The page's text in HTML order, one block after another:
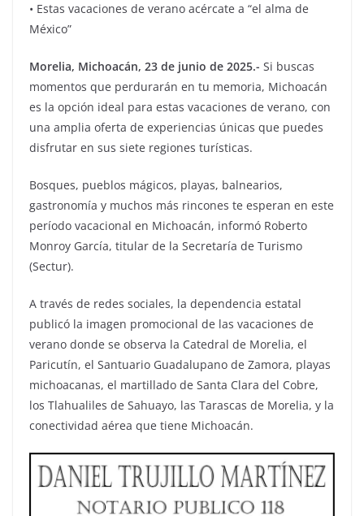
• Estas vacaciones de verano acércate a “el alma de
México”
Morelia, Michoacán, 23 de junio de 2025.- Si buscas
momentos que perdurarán en tu memoria, Michoacán
es la opción ideal para estas vacaciones de verano, con
una amplia oferta de experiencias únicas que puedes
disfrutar en sus siete regiones turísticas.
Bosques, pueblos mágicos, playas, balnearios,
gastronomía y muchos más rincones te esperan en este
período vacacional en Michoacán, informó Roberto
Monroy García, titular de la Secretaría de Turismo
(Sectur).
A través de redes sociales, la dependencia estatal
publicó la imagen promocional de las vacaciones de
verano donde se observa la Catedral de Morelia, el
Paricutín, el Santuario Guadalupano de Zamora, playas
michoacanas, el martillado de Santa Clara del Cobre,
los Tlahualiles de Sahuayo, las Tarascas de Morelia, y la
conectividad aérea que tiene Michoacán.